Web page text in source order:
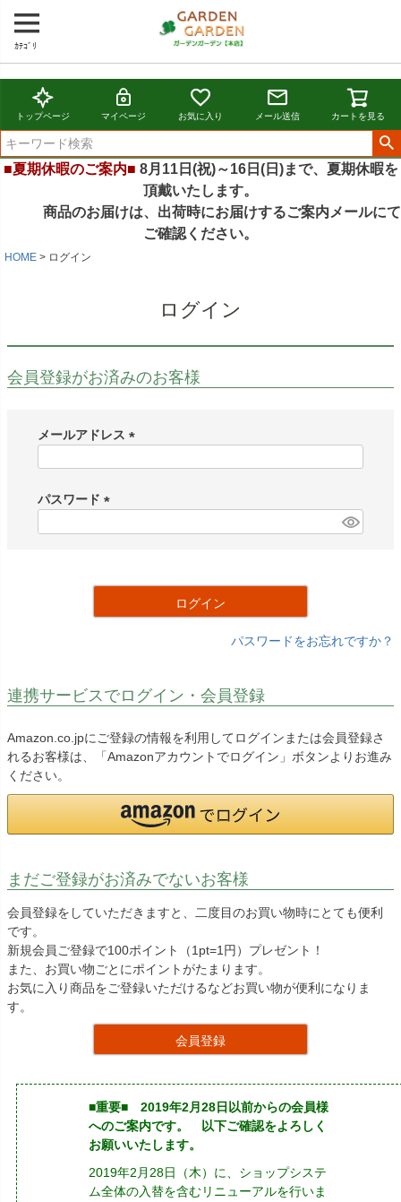
ｶﾃｺﾞﾘ
トップページ マイページ お気に入り メール送信 カートを見る
■夏期休暇のご案内■ 8月11日(祝)～16日(日)まで、夏期休暇を
頂戴いたします。
商品のお届けは、出荷時にお届けするご案内メールにて
ご確認ください。
HOME ログイン
ログイン
会員登録がお済みのお客様
メールアドレス
)
パスワード
ログイン
パスワードをお忘れですか？
連携サービスでログイン・会員登録
Amazon.co.jpにご登録の情報を利用してログインまたは会員登録さ
れるお客様は、「Amazonアカウントでログイン」ボタンよりお進み
ください。
まだご登録がお済みでないお客様
会員登録をしていただきますと、二度目のお買い物時にとても便利
です。
新規会員ご登録で100ポイント（1pt=1円）プレゼント！
また、お買い物ごとにポイントがたまります。
お気に入り商品をご登録いただけるなどお買い物が便利になりま
す。
会員登録
■重要■ 2019年2月28日以前からの会員様
へのご案内です。 以下ご確認をよろしく
お願いいたします。
2019年2月28日（木）に、ショップシステ
ム全体の入替を含むリニューアルを行いま